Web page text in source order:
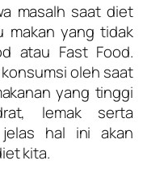
masalh saat diet
makan yang tidak
atau Fast Food.
oleh saat
yang tinggi
lemak serta
hal ini akan
kita.